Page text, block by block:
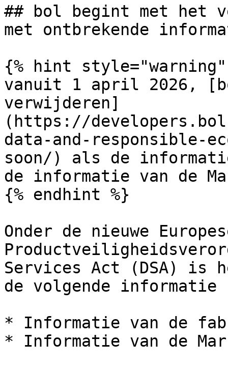
## bol begint met het
met ontbrekende
{% hint style="warning"
vanuit 1 april 2026,
verwijderen]
(https://
data-and-responsible-
soon/) als de
de informatie van de
{% endhint %}
Onder de nieuwe
Services Act (DSA) is
de volgende informatie
* Informatie van de
* Informatie van de